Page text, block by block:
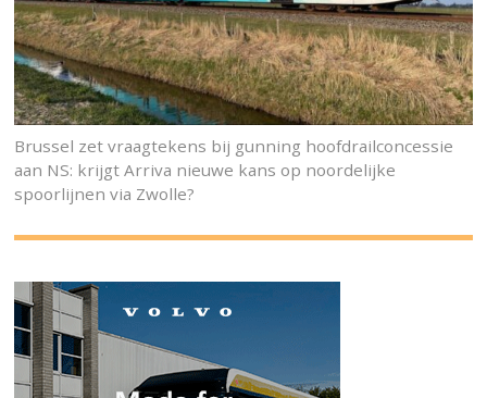
Brussel zet vraagtekens bij gunning hoofdrailconcessie
aan NS: krijgt Arriva nieuwe kans op noordelijke
spoorlijnen via Zwolle?